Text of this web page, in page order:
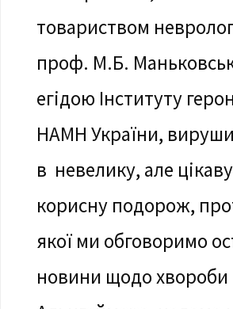
товариством
проф. М.Б.
егідою Інституту
НАМН України,
в невелику, але
корисну подорож,
якої ми обговоримо
новини щодо хвороби